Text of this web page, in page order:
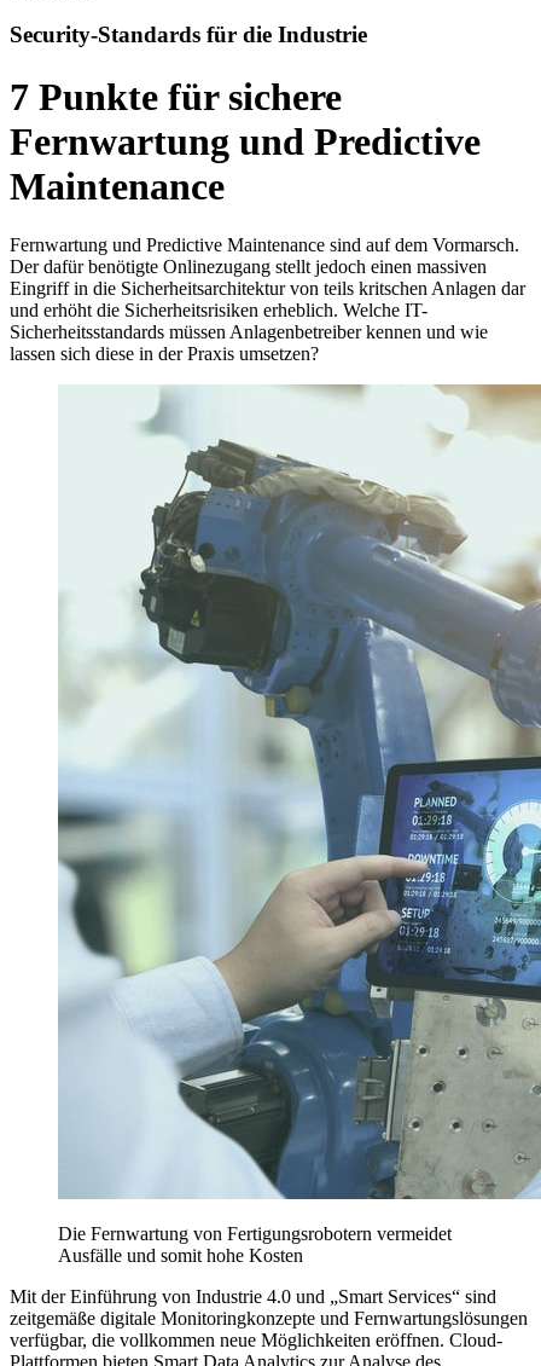
Security-Standards für die Industrie
7 Punkte für sichere
Fernwartung und Predictive
Maintenance
Fernwartung und Predictive Maintenance sind auf dem Vormarsch.
Der dafür benötigte Onlinezugang stellt jedoch einen massiven
Eingriff in die Sicherheitsarchitektur von teils kritschen Anlagen dar
und erhöht die Sicherheitsrisiken erheblich. Welche IT-
Sicherheitsstandards müssen Anlagenbetreiber kennen und wie
lassen sich diese in der Praxis umsetzen?
Die Fernwartung von Fertigungsrobotern vermeidet
Ausfälle und somit hohe Kosten
Mit der Einführung von Industrie 4.0 und „Smart Services“ sind
zeitgemäße digitale Monitoringkonzepte und Fernwartungslösungen
verfügbar, die vollkommen neue Möglichkeiten eröffnen. Cloud-
Plattformen bieten Smart Data Analytics zur Analyse des